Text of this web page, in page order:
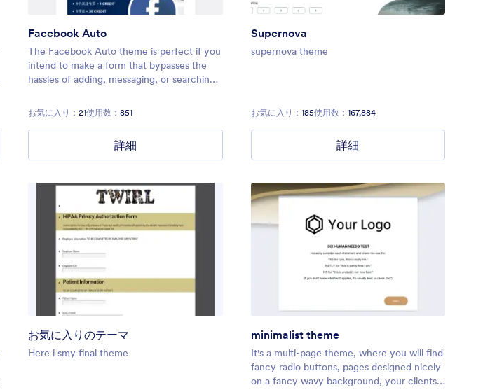
Facebook Auto
The Facebook Auto theme is perfect if you
intend to make a form that bypasses the
hassles of adding, messaging, or searching
contacts or information, use this Facebook
Auto theme to meet your needs.
お気に入り：21使用数：851
詳細
Supernova
supernova theme
お気に入り： 185使用数： 167,884
詳細
お気に入りのテーマ
Here i smy final theme
minimalist theme
It's a multi-page theme, where you will find
fancy radio buttons, pages designed nicely
on a fancy wavy background, your clients